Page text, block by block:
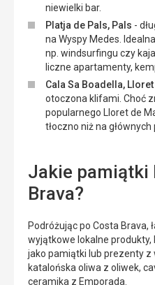
niewielki bar.
Platja de Pals, Pals -
na Wyspy Medes.
np. windsurfingu czy
liczne apartamenty,
Cala Sa Boadella,
otoczona klifami. Choć
popularnego Lloret de
tłoczno niż na głównych
Jakie pamiątki
Brava?
Podróżując po Costa Brava,
wyjątkowe lokalne
jako pamiątki lub prezenty z
katalońska oliwa z oliwek,
ceramika z Emporada.